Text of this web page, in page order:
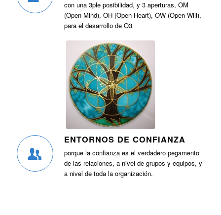
con una 3ple posibilidad, y 3 aperturas, OM
(Open Mind), OH (Open Heart), OW (Open Will),
para el desarrollo de O3
ENTORNOS DE CONFIANZA
porque la confianza es el verdadero pegamento
de las relaciones, a nivel de grupos y equipos, y
a nivel de toda la organización.